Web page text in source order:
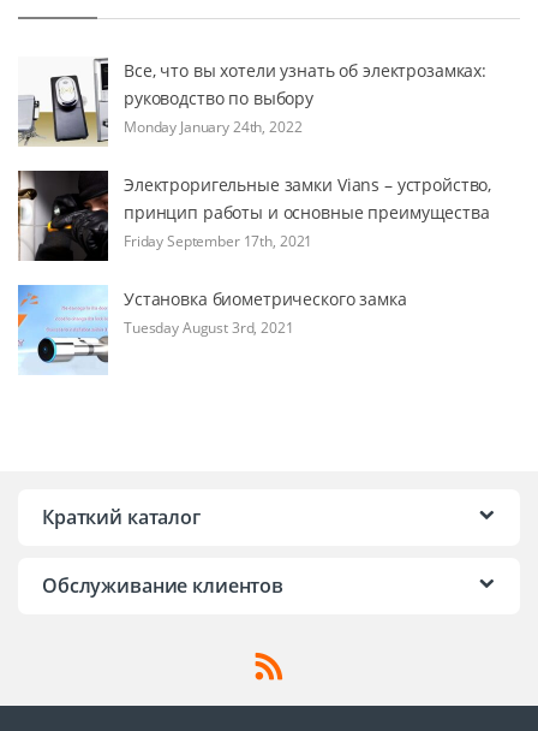
Все, что вы хотели узнать об электрозамках:
руководство по выбору
Monday January 24th, 2022
Электроригельные замки Vians – устройство,
принцип работы и основные преимущества
Friday September 17th, 2021
Установка биометрического замка
Tuesday August 3rd, 2021
Краткий каталог
Обслуживание клиентов